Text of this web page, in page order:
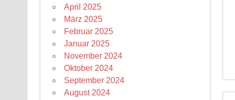
April 2025
März 2025
Februar 2025
Januar 2025
November 2024
Oktober 2024
September 2024
August 2024